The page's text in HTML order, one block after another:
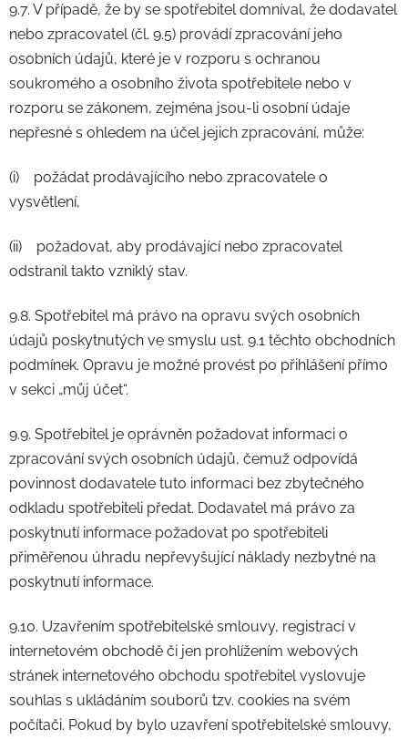
9.7. V případě, že by se spotřebitel domníval, že dodavatel
nebo zpracovatel (čl. 9.5) provádí zpracování jeho
osobních údajů, které je v rozporu s ochranou
soukromého a osobního života spotřebitele nebo v
rozporu se zákonem, zejména jsou-li osobní údaje
nepřesné s ohledem na účel jejich zpracování, může:
(i) požádat prodávajícího nebo zpracovatele o
vysvětlení,
(ii) požadovat, aby prodávající nebo zpracovatel
odstranil takto vzniklý stav.
9.8. Spotřebitel má právo na opravu svých osobních
údajů poskytnutých ve smyslu ust. 9.1 těchto obchodních
podmínek. Opravu je možné provést po přihlášení přímo
v sekci „můj účet“.
9.9. Spotřebitel je oprávněn požadovat informaci o
zpracování svých osobních údajů, čemuž odpovídá
povinnost dodavatele tuto informaci bez zbytečného
odkladu spotřebiteli předat. Dodavatel má právo za
poskytnutí informace požadovat po spotřebiteli
přiměřenou úhradu nepřevyšující náklady nezbytné na
poskytnutí informace.
9.10. Uzavřením spotřebitelské smlouvy, registrací v
internetovém obchodě či jen prohlížením webových
stránek internetového obchodu spotřebitel vyslovuje
souhlas s ukládáním souborů tzv. cookies na svém
počítači. Pokud by bylo uzavření spotřebitelské smlouvy,